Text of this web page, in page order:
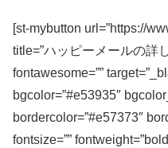
[st-mybutton url=”https://
title=”ハッピーメールの詳
fontawesome=””
bgcolor=”#e53935″
bordercolor=”#e57373″
fontsize=””